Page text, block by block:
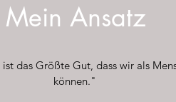
Mein Ansatz
das Größte Gut, dass wir als
können."